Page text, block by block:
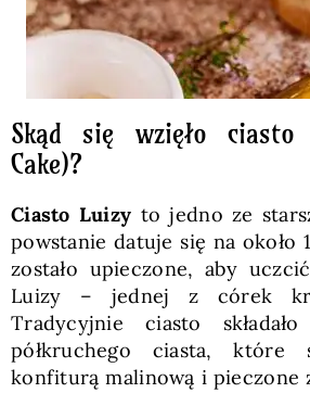
Skąd się wzięło ciasto
Cake)?
Ciasto Luizy to jedno ze
powstanie datuje się na około
zostało upieczone, aby
Luizy – jednej z córek
Tradycyjnie ciasto
półkruchego ciasta, które
konfiturą malinową i pieczone